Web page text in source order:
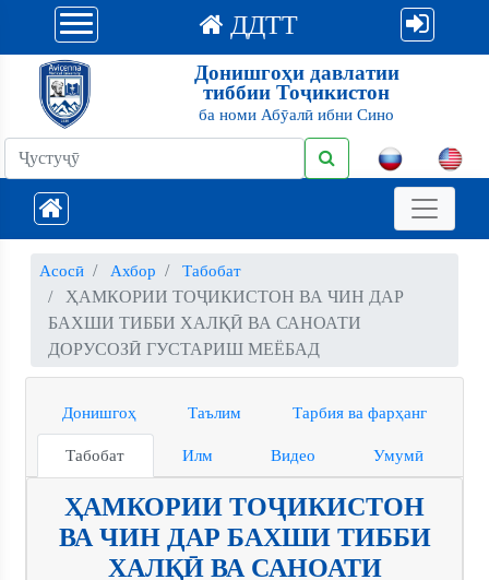
ДДТТ
Донишгоҳи давлатии
тиббии Тоҷикистон
ба номи Абӯалӣ ибни Сино
Асосӣ Ахбор Табобат
ҲАМКОРИИ ТОҶИКИСТОН ВА ЧИН ДАР
БАХШИ ТИББИ ХАЛҚӢ ВА САНОАТИ
ДОРУСОЗӢ ГУСТАРИШ МЕЁБАД
Донишгоҳ Таълим Тарбия ва фарҳанг
Табобат Илм Видео Умумӣ
ҲАМКОРИИ ТОҶИКИСТОН
ВА ЧИН ДАР БАХШИ ТИББИ
ХАЛҚӢ ВА САНОАТИ